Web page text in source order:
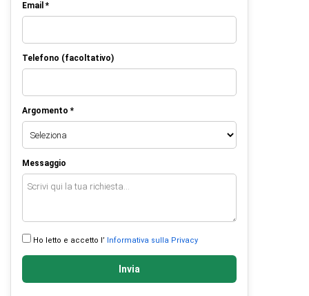
Email *
Telefono (facoltativo)
Argomento *
Messaggio
Ho letto e accetto l’ Informativa sulla Privacy
Invia